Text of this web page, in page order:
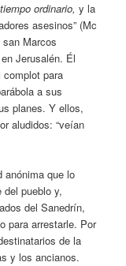
tiempo ordinario, y la
asesinos” (Mc
Marcos
Jerusalén. Él
para
a sus
planes. Y ellos,
aludidos: “veían
anónima que lo
pueblo y,
del Sanedrín,
para arrestarle. Por
de la
y los ancianos.